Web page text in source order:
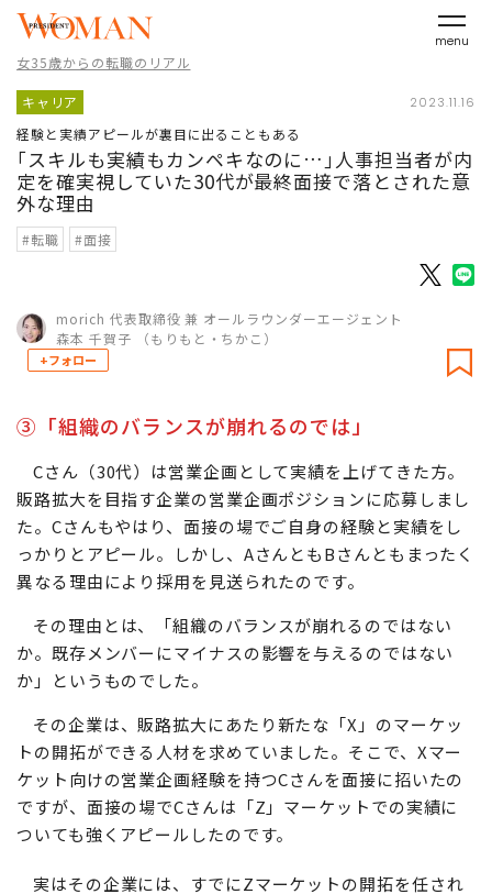
menu
女35歳からの転職のリアル
キャリア 2023.11.16
経験と実績アピールが裏目に出ることもある
｢スキルも実績もカンペキなのに…｣人事担当者が内
定を確実視していた30代が最終面接で落とされた意
外な理由
#転職 #面接
morich 代表取締役 兼 オールラウンダーエージェント
森本 千賀子 （もりもと・ちかこ）
+フォロー
③「組織のバランスが崩れるのでは」
Cさん（30代）は営業企画として実績を上げてきた方。
販路拡大を目指す企業の営業企画ポジションに応募しまし
た。Cさんもやはり、面接の場でご自身の経験と実績をし
っかりとアピール。しかし、AさんともBさんともまったく
異なる理由により採用を見送られたのです。
その理由とは、「組織のバランスが崩れるのではない
か。既存メンバーにマイナスの影響を与えるのではない
か」というものでした。
その企業は、販路拡大にあたり新たな「X」のマーケッ
トの開拓ができる人材を求めていました。そこで、Xマー
ケット向けの営業企画経験を持つCさんを面接に招いたの
ですが、面接の場でCさんは「Z」マーケットでの実績に
ついても強くアピールしたのです。
実はその企業には、すでにZマーケットの開拓を任され